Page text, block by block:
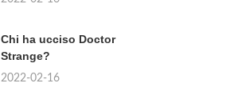
Chi ha ucciso Doctor
Strange?
2022-02-16